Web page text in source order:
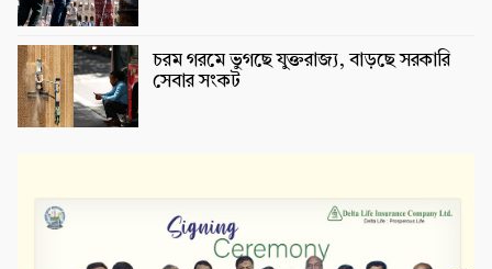
চরম গরমে ভুগছে যুক্তরাজ্য, বাড়ছে সরকারি
সেবার সংকট